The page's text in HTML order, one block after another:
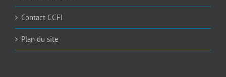
Contact CCFI
Plan du site